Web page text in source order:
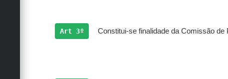
Art 3º Constitui-se finalidade da Comissão de